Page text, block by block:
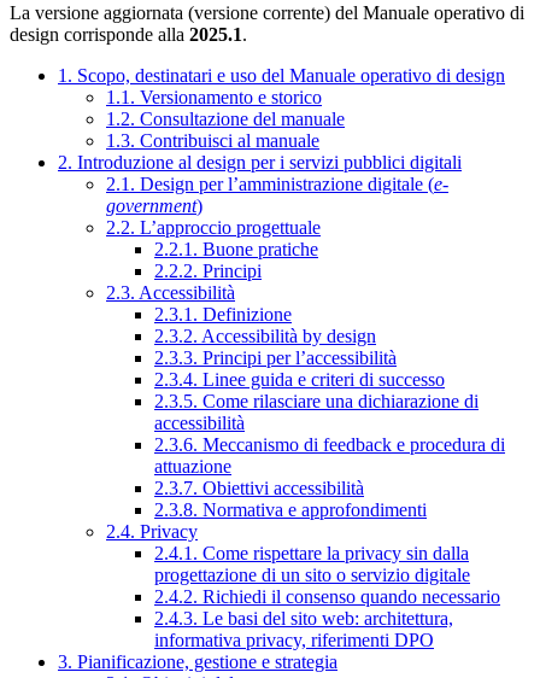
La versione aggiornata (versione corrente) del Manuale operativo di
design corrisponde alla 2025.1.
1. Scopo, destinatari e uso del Manuale operativo di design
1.1. Versionamento e storico
1.2. Consultazione del manuale
1.3. Contribuisci al manuale
2. Introduzione al design per i servizi pubblici digitali
2.1. Design per l’amministrazione digitale (e-
government)
2.2. L’approccio progettuale
2.2.1. Buone pratiche
2.2.2. Principi
2.3. Accessibilità
2.3.1. Definizione
2.3.2. Accessibilità by design
2.3.3. Principi per l’accessibilità
2.3.4. Linee guida e criteri di successo
2.3.5. Come rilasciare una dichiarazione di
accessibilità
2.3.6. Meccanismo di feedback e procedura di
attuazione
2.3.7. Obiettivi accessibilità
2.3.8. Normativa e approfondimenti
2.4. Privacy
2.4.1. Come rispettare la privacy sin dalla
progettazione di un sito o servizio digitale
2.4.2. Richiedi il consenso quando necessario
2.4.3. Le basi del sito web: architettura,
informativa privacy, riferimenti DPO
3. Pianificazione, gestione e strategia